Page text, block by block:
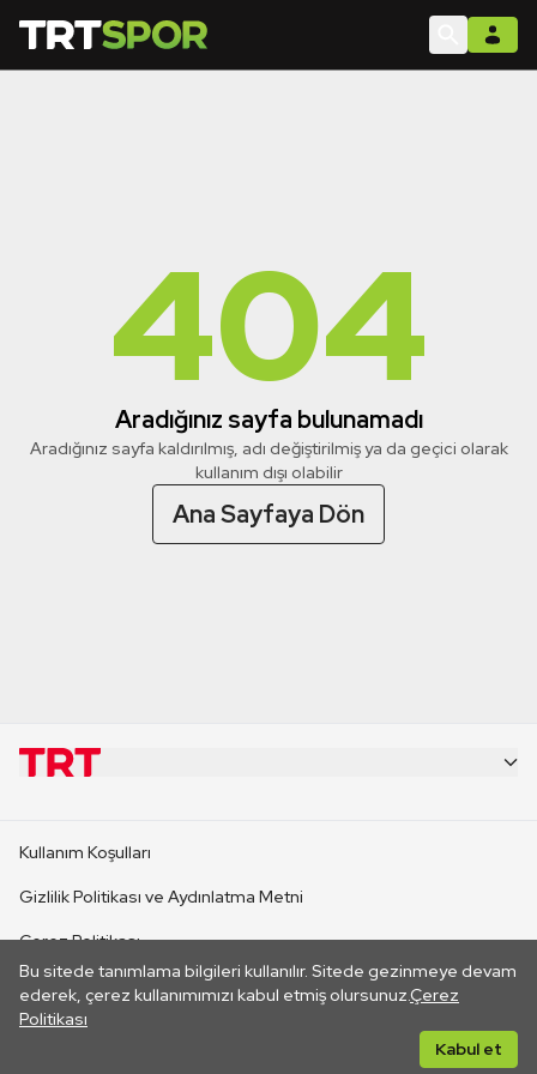
404
Aradığınız sayfa bulunamadı
Aradığınız sayfa kaldırılmış, adı değiştirilmiş ya da geçici olarak
kullanım dışı olabilir
Ana Sayfaya Dön
Bu sitede tanımlama bilgileri kullanılır. Sitede gezinmeye devam
ederek, çerez kullanımımızı kabul etmiş olursunuz.Çerez
Politikası
Kabul et
CANLI YAYINLAR
Kullanım Koşulları
Gizlilik Politikası ve Aydınlatma Metni
Çerez Politikası
İletişim
Her hakkı saklıdır. ©2026 TRT. Bağlantı yoluyla gidilen dış